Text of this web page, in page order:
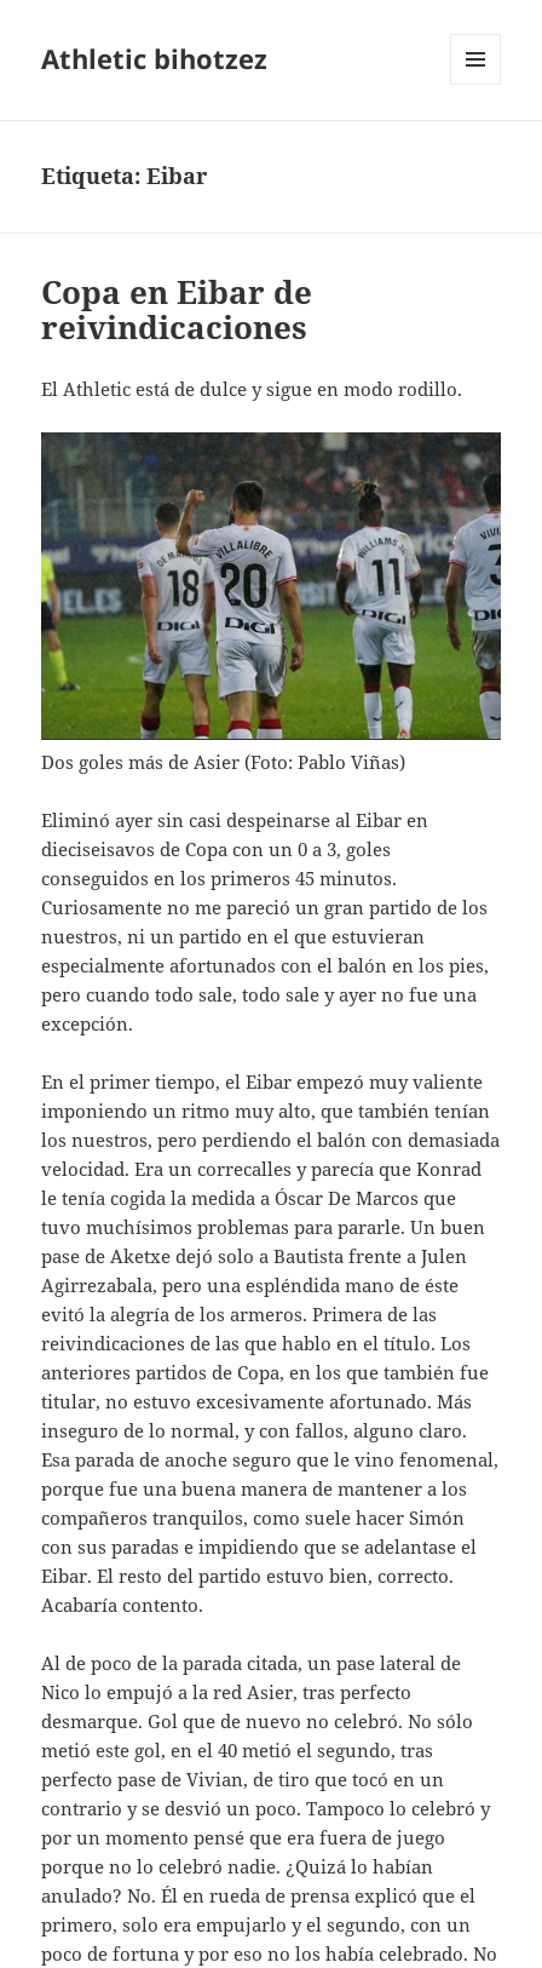
Athletic bihotzez
Etiqueta:Eibar
Copa en Eibar de
reivindicaciones
El Athletic está de dulce y sigue en modo rodillo.
Dos goles más de Asier (Foto: Pablo Viñas)
Eliminó ayer sin casi despeinarse al Eibar en
dieciseisavos de Copa con un 0 a 3, goles
conseguidos en los primeros 45 minutos.
Curiosamente no me pareció un gran partido de los
nuestros, ni un partido en el que estuvieran
especialmente afortunados con el balón en los pies,
pero cuando todo sale, todo sale y ayer no fue una
excepción.
En el primer tiempo, el Eibar empezó muy valiente
imponiendo un ritmo muy alto, que también tenían
los nuestros, pero perdiendo el balón con demasiada
velocidad. Era un correcalles y parecía que Konrad
le tenía cogida la medida a Óscar De Marcos que
tuvo muchísimos problemas para pararle. Un buen
pase de Aketxe dejó solo a Bautista frente a Julen
Agirrezabala, pero una espléndida mano de éste
evitó la alegría de los armeros. Primera de las
reivindicaciones de las que hablo en el título. Los
anteriores partidos de Copa, en los que también fue
titular, no estuvo excesivamente afortunado. Más
inseguro de lo normal, y con fallos, alguno claro.
Esa parada de anoche seguro que le vino fenomenal,
porque fue una buena manera de mantener a los
compañeros tranquilos, como suele hacer Simón
con sus paradas e impidiendo que se adelantase el
Eibar. El resto del partido estuvo bien, correcto.
Acabaría contento.
Al de poco de la parada citada, un pase lateral de
Nico lo empujó a la red Asier, tras perfecto
desmarque. Gol que de nuevo no celebró. No sólo
metió este gol, en el 40 metió el segundo, tras
perfecto pase de Vivian, de tiro que tocó en un
contrario y se desvió un poco. Tampoco lo celebró y
por un momento pensé que era fuera de juego
porque no lo celebró nadie. ¿Quizá lo habían
anulado? No. Él en rueda de prensa explicó que el
primero, solo era empujarlo y el segundo, con un
poco de fortuna y por eso no los había celebrado. No